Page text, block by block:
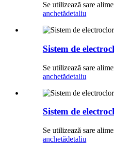
Se utilizează sare
anchetădetaliu
Sistem de
Se utilizează sare
anchetădetaliu
Sistem de
Se utilizează sare
anchetădetaliu